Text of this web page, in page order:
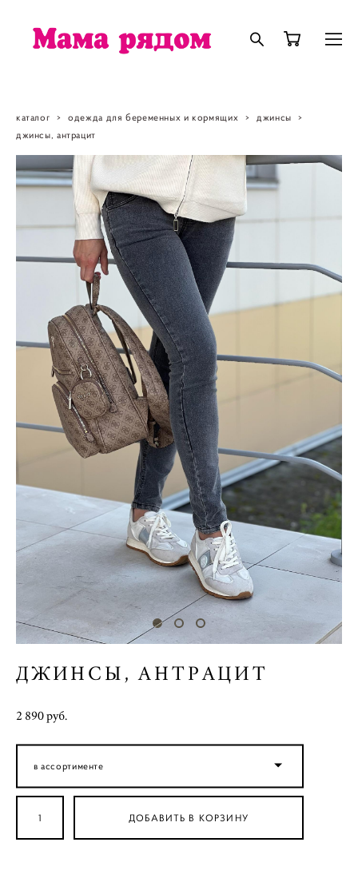
каталог > одежда для беременных и кормящих > джинсы
>
джинсы, антрацит
ДЖИНСЫ, АНТРАЦИТ
2 890 pуб.
в ассортименте
ДОБАВИТЬ В КОРЗИНУ